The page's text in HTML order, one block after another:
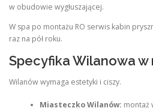
w obudowie wygłuszającej.
W spa po montażu RO serwis kabin
raz na pół roku.
Specyfika Wilanowa w
Wilanów wymaga estetyki i ciszy.
Miasteczko Wilanów: montaż